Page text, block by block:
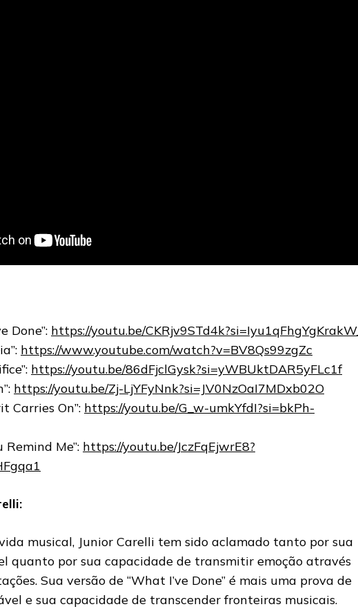
Done”: https://youtu.be/CKRjv9STd4k?si=Iyu1qFhgYgKrakW_
https://www.youtube.com/watch?v=BV8Qs99zgZc
https://youtu.be/86dFjclGysk?si=yWBUktDAR5yFLc1f
https://youtu.be/Zj-LjYFyNnk?si=JV0NzOaI7MDxb02O
Carries On”: https://youtu.be/G_w-umkYfdI?si=bkPh-
Remind Me”: https://youtu.be/JczFqEjwrE8?
musical, Junior Carelli tem sido aclamado tanto por sua
quanto por sua capacidade de transmitir emoção através
Sua versão de “What I’ve Done” é mais uma prova de
e sua capacidade de transcender fronteiras musicais.